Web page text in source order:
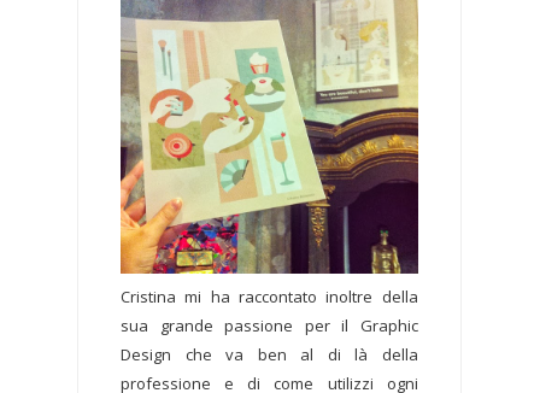
Cristina mi ha raccontato inoltre della
sua grande passione per il Graphic
Design che va ben al di là della
professione e di come utilizzi ogni